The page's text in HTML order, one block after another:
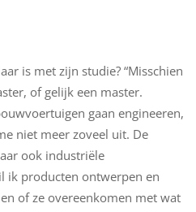
is met zijn studie? “Misschien
of gelijk een master.
gaan engineeren,
niet meer zoveel uit. De
ook industriële
ik producten ontwerpen en
of ze overeenkomen met wat